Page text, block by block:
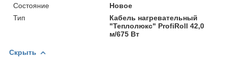
Состояние
Новое
Тип
Кабель нагревательный
"Теплолюкс" ProfiRoll 42,0
м/675 Вт
Скрыть